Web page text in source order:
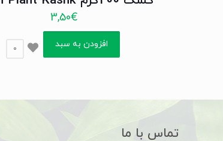
3,50€
افزودن به سبد 0
تماس با ما